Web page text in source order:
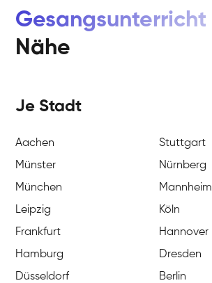
Gesangsunterricht
Nähe
Je Stadt
Aachen
Stuttgart
Münster
Nürnberg
München
Mannheim
Leipzig
Köln
Frankfurt
Hannover
Hamburg
Dresden
Düsseldorf
Berlin